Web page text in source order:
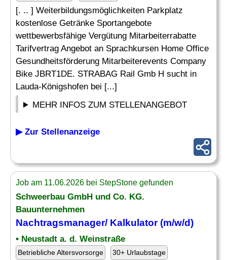
[. .. ] Weiterbildungsmöglichkeiten Parkplatz
kostenlose Getränke Sportangebote
wettbewerbsfähige Vergütung Mitarbeiterrabatte
Tarifvertrag Angebot an Sprachkursen Home Office
Gesundheitsförderung Mitarbeiterevents Company
Bike JBRT1DE. STRABAG Rail Gmb H sucht in
Lauda-Königshofen bei [...]
MEHR INFOS ZUM STELLENANGEBOT
▶ Zur Stellenanzeige
Job am 11.06.2026 bei StepStone gefunden
Schweerbau GmbH und Co. KG.
Bauunternehmen
Nachtragsmanager/ Kalkulator (m/w/d)
• Neustadt a. d. Weinstraße
Betriebliche Altersvorsorge 30+ Urlaubstage